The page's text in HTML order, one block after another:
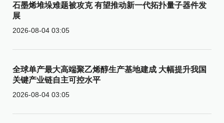
石墨烯堆垛难题被攻克 有望推动新一代拓扑量子器件发
展
2026-08-04 03:05
全球单产最大高端聚乙烯醇生产基地建成 大幅提升我国
关键产业链自主可控水平
2026-08-04 03:05